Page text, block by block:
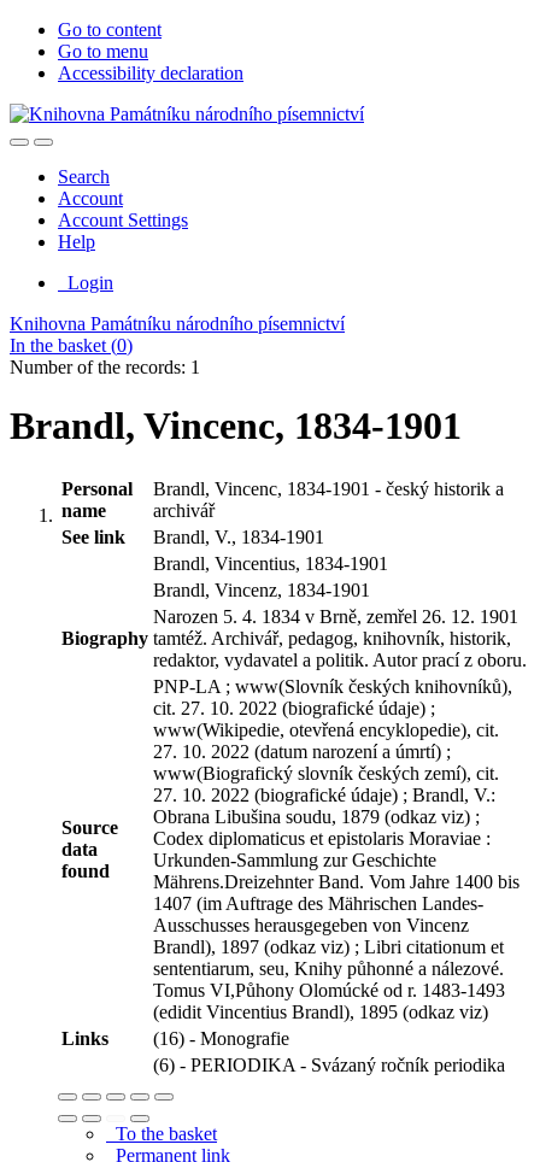
Go to content
Go to menu
Accessibility declaration
Search
Account
Account Settings
Help
Login
Knihovna Památníku národního písemnictví
In the basket (0)
Number of the records: 1
Brandl, Vincenc, 1834-1901
Personal
name
Brandl, Vincenc, 1834-1901 - český historik a
archivář
See link
Brandl, V., 1834-1901
Brandl, Vincentius, 1834-1901
Brandl, Vincenz, 1834-1901
Biography
Narozen 5. 4. 1834 v Brně, zemřel 26. 12. 1901
tamtéž. Archivář, pedagog, knihovník, historik,
redaktor, vydavatel a politik. Autor prací z oboru.
Source
data
found
PNP-LA ; www(Slovník českých knihovníků),
cit. 27. 10. 2022 (biografické údaje) ;
www(Wikipedie, otevřená encyklopedie), cit.
27. 10. 2022 (datum narození a úmrtí) ;
www(Biografický slovník českých zemí), cit.
27. 10. 2022 (biografické údaje) ; Brandl, V.:
Obrana Libušina soudu, 1879 (odkaz viz) ;
Codex diplomaticus et epistolaris Moraviae :
Urkunden-Sammlung zur Geschichte
Mährens.Dreizehnter Band. Vom Jahre 1400 bis
1407 (im Auftrage des Mährischen Landes-
Ausschusses herausgegeben von Vincenz
Brandl), 1897 (odkaz viz) ; Libri citationum et
sententiarum, seu, Knihy půhonné a nálezové.
Tomus VI,Půhony Olomúcké od r. 1483-1493
(edidit Vincentius Brandl), 1895 (odkaz viz)
Links
(16) - Monografie
(6) - PERIODIKA - Svázaný ročník periodika
To the basket
Permanent link